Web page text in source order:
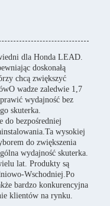
dla Honda LEAD.
doskonałą
chcą zwiększyć
wadze zaledwie 1,7
wydajność bez
skuterka.
do bezpośredniej
wysokiej
do zwiększenia
wydajność skuterka.
lat. Produkty są
Wschodniej.Po
bardzo konkurencyjna
klientów na rynku.